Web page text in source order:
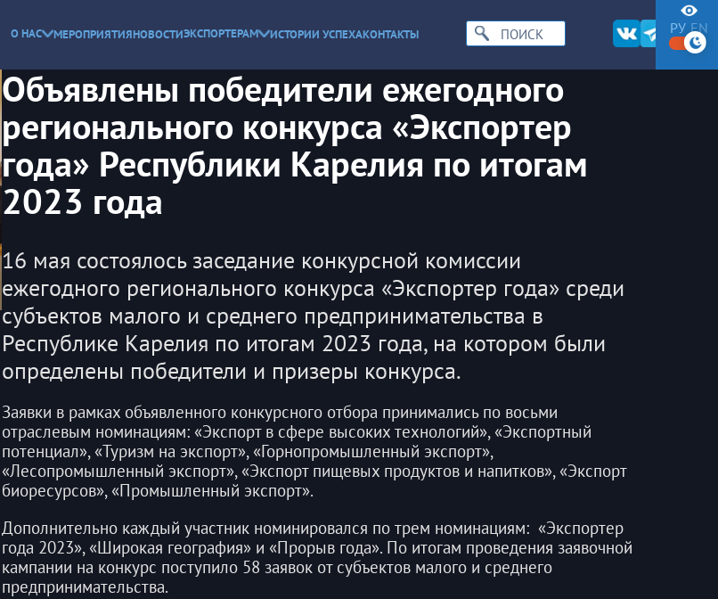
О НАС МЕРОПРИЯТИЯНОВОСТИЭКСПОРТЕРАМ ИСТОРИИ УСПЕХАКОНТАКТЫ РУ EN
Объявлены победители ежегодного
регионального конкурса «Экспортер
года» Республики Карелия по итогам
2023 года
16 мая состоялось заседание конкурсной комиссии
ежегодного регионального конкурса «Экспортер года» среди
субъектов малого и среднего предпринимательства в
Республике Карелия по итогам 2023 года, на котором были
определены победители и призеры конкурса.
Заявки в рамках объявленного конкурсного отбора принимались по восьми
отраслевым номинациям: «Экспорт в сфере высоких технологий», «Экспортный
потенциал», «Туризм на экспорт», «Горнопромышленный экспорт»,
«Лесопромышленный экспорт», «Экспорт пищевых продуктов и напитков», «Экспорт
биоресурсов», «Промышленный экспорт».
Дополнительно каждый участник номинировался по трем номинациям: «Экспортер
года 2023», «Широкая география» и «Прорыв года». По итогам проведения заявочной
кампании на конкурс поступило 58 заявок от субъектов малого и среднего
предпринимательства.